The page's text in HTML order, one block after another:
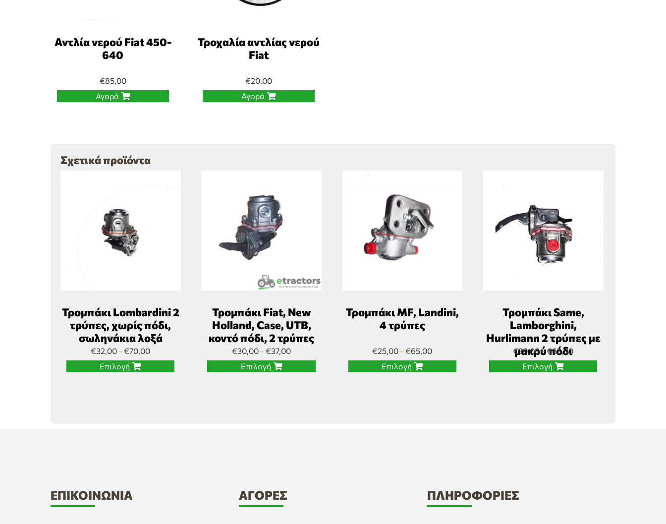
Αντλία νερού Fiat 450-
640
€85,00
Αγορά
Τροχαλία αντλίας νερού
Fiat
€20,00
Αγορά
Σχετικά προϊόντα
Τρομπάκι Lombardini 2
τρύπες, χωρίς πόδι,
σωληνάκια λοξά
€32,00 –€70,00
Επιλογή
Τρομπάκι Fiat, New
Holland, Case, UTB,
κοντό πόδι, 2 τρύπες
€30,00 –€37,00
Επιλογή
Τρομπάκι MF, Landini,
4 τρύπες
€25,00 –€65,00
Επιλογή
Τρομπάκι Same,
Lamborghini,
Hurlimann 2 τρύπες με
μακρύ πόδι
€30,00–€63,00
Επιλογή
ΕΠΙΚΟΙΝΩΝΊΑ ΑΓΟΡΈΣ ΠΛΗΡΟΦΟΡΊΕΣ